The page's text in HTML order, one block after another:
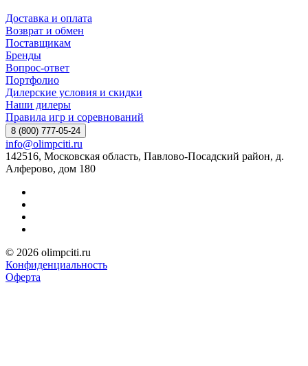
Доставка и оплата
Возврат и обмен
Поставщикам
Бренды
Вопрос-ответ
Портфолио
Дилерские условия и скидки
Наши дилеры
Правила игр и соревнований
8 (800) 777-05-24
info@olimpciti.ru
142516, Московская область, Павлово-Посадский район, д.
Алферово, дом 180
© 2026 olimpciti.ru
Конфиденциальность
Оферта